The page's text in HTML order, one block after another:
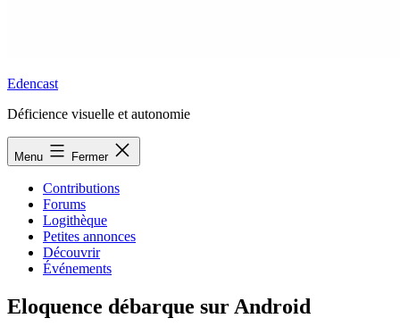
Edencast
Déficience visuelle et autonomie
Menu Fermer
Contributions
Forums
Logithèque
Petites annonces
Découvrir
Événements
Eloquence débarque sur Android